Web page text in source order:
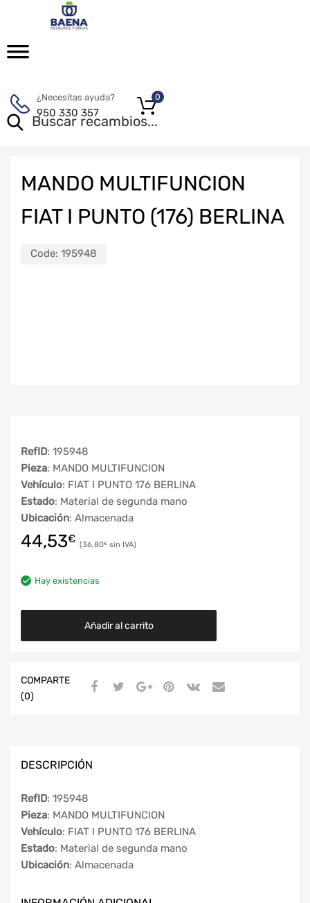
¿Necesitas ayuda?
950 330 357
0
MANDO MULTIFUNCION
FIAT I PUNTO (176) BERLINA
Code: 195948
RefID: 195948
Pieza: MANDO MULTIFUNCION
Vehículo: FIAT I PUNTO 176 BERLINA
Estado: Material de segunda mano
Ubicación: Almacenada
44,53€ 36,80€
Hay existencias
Añadir al carrito
COMPARTE
(0)
DESCRIPCIÓN
RefID: 195948
Pieza: MANDO MULTIFUNCION
Vehículo: FIAT I PUNTO 176 BERLINA
Estado: Material de segunda mano
Ubicación: Almacenada